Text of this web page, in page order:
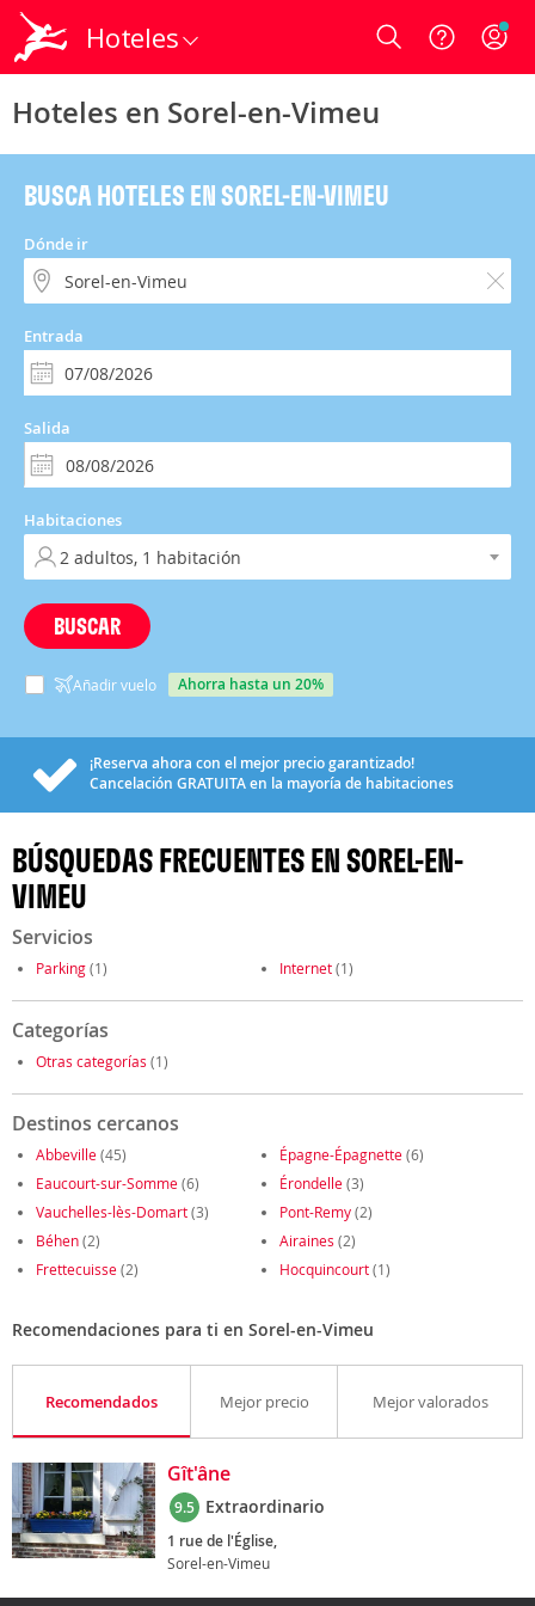
Hoteles Login
Hoteles en Sorel-en-Vimeu
BUSCA HOTELES EN SOREL-EN-VIMEU
Dónde ir
Entrada
Salida
Habitaciones
BUSCAR
Añadir vuelo ahorra hasta un 20%
¡Reserva ahora con el mejor precio garantizado!
Cancelación GRATUITAen la mayoría de habitaciones
BÚSQUEDAS FRECUENTES EN SOREL-EN-
VIMEU
Servicios
Parking(1) Internet(1)
Categorías
Otras categorías (1)
Destinos cercanos
Abbeville(45) Épagne-Épagnette(6)
Eaucourt-sur-Somme(6) Érondelle(3)
Vauchelles-lès-Domart(3) Pont-Remy(2)
Béhen(2) Airaines (2)
Frettecuisse(2) Hocquincourt(1)
Recomendaciones para ti en Sorel-en-Vimeu
Recomendados Mejor precio Mejor valorados
Gît'âne
9.5 Extraordinario
1 rue de l'Église,
Sorel-en-Vimeu